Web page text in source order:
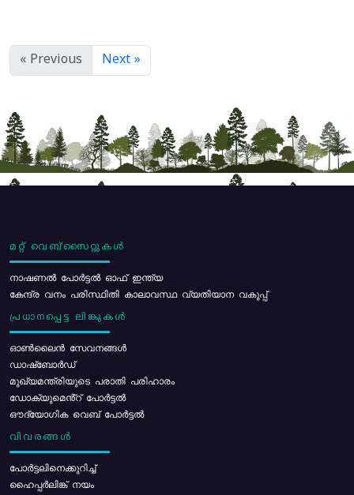
« Previous Next »
മറ്റ് വെബ്സൈറ്റുകൾ
നാഷണൽ പോർട്ടൽ ഓഫ് ഇന്ത്യ
കേന്ദ്ര വനം പരിസ്ഥിതി കാലാവസ്ഥ വ്യതിയാന വകുപ്പ്
പ്രധാനപ്പെട്ട ലിങ്കുകൾ
ഓൺലൈൻ സേവനങ്ങൾ
ഡാഷ്ബോർഡ്
മുഖ്യമന്ത്രിയുടെ പരാതി പരിഹാരം
ഡോക്യുമെൻ്റ് പോർട്ടൽ
ഔദ്യോഗിക വെബ് പോർട്ടൽ
വിവരങ്ങൾ
പോര്‍ട്ടലിനെക്കുറിച്ച്
ഹൈപ്പർലിങ്ക് നയം